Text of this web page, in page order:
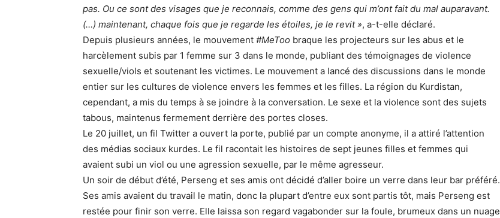
pas. Ou ce sont des visages que je reconnais, comme des gens qui m’ont fait du mal auparavant.
(…) maintenant, chaque fois que je regarde les étoiles, je le revit », a-t-elle déclaré.
Depuis plusieurs années, le mouvement #MeToo braque les projecteurs sur les abus et le
harcèlement subis par 1 femme sur 3 dans le monde, publiant des témoignages de violence
sexuelle/viols et soutenant les victimes. Le mouvement a lancé des discussions dans le monde
entier sur les cultures de violence envers les femmes et les filles. La région du Kurdistan,
cependant, a mis du temps à se joindre à la conversation. Le sexe et la violence sont des sujets
tabous, maintenus fermement derrière des portes closes.
Le 20 juillet, un fil Twitter a ouvert la porte, publié par un compte anonyme, il a attiré l’attention
des médias sociaux kurdes. Le fil racontait les histoires de sept jeunes filles et femmes qui
avaient subi un viol ou une agression sexuelle, par le même agresseur.
Un soir de début d’été, Perseng et ses amis ont décidé d’aller boire un verre dans leur bar préféré.
Ses amis avaient du travail le matin, donc la plupart d’entre eux sont partis tôt, mais Perseng est
restée pour finir son verre. Elle laissa son regard vagabonder sur la foule, brumeux dans un nuage